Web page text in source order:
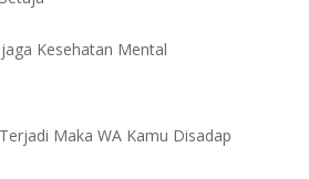
Kesehatan Mental
Maka WA Kamu Disadap